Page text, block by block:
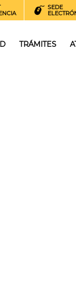
SEDE
TRÁMITES